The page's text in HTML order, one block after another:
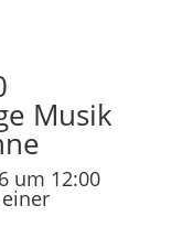
Musik
um 12:00